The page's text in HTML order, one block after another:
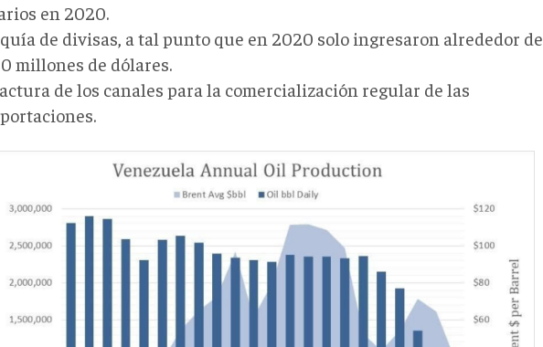
en 2020.
de divisas, a tal punto que en 2020 solo ingresaron alrededor de
millones de dólares.
de los canales para la comercialización regular de las